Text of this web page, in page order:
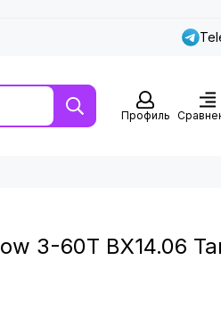
Профиль
3-60T BX14.06